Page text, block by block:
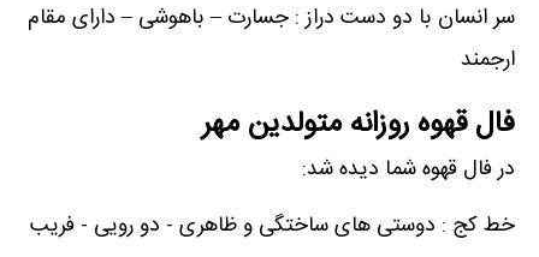
سر انسان با دو دست دراز : جسارت – باهوشی – دارای مقام
ارجمند
فال قهوه روزانه متولدین مهر
در فال قهوه شما دیده شد:
خط کج : دوستی های ساختگی و ظاهری - دو رویی - فریب